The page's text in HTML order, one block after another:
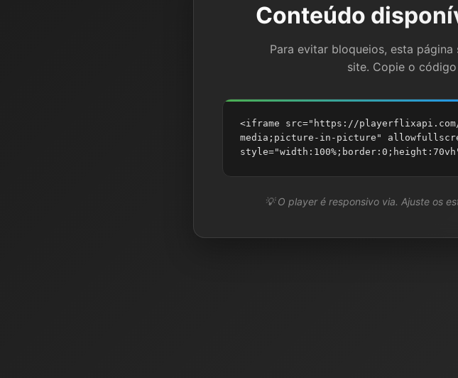
Conteúdo
Para evitar bloqueios, esta
site. Copie o
<iframe src="https://
media;picture-in-picture"
💡 O player é responsivo via. Ajuste os